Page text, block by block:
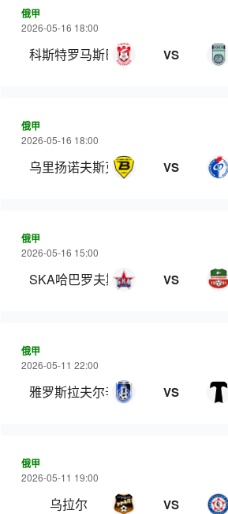
俄甲
2026-05-16 18:00
科斯特罗马斯巴达 VS
俄甲
2026-05-16 18:00
乌里扬诺夫斯克伏尔加 VS
俄甲
2026-05-16 15:00
SKA哈巴罗夫斯克 VS
俄甲
2026-05-11 22:00
雅罗斯拉夫尔辛尼克 VS
俄甲
2026-05-11 19:00
乌拉尔 VS